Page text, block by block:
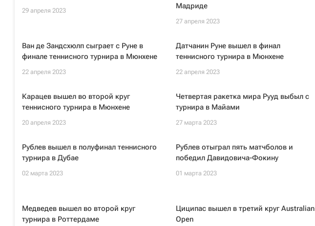
29 апреля 2023
Мадриде
27 апреля 2023
Ван де Зандсхюлп сыграет с Руне в
финале теннисного турнира в Мюнхене
22 апреля 2023
Датчанин Руне вышел в финал
теннисного турнира в Мюнхене
22 апреля 2023
Карацев вышел во второй круг
теннисного турнира в Мюнхене
20 апреля 2023
Четвертая ракетка мира Рууд выбыл с
турнира в Майами
27 марта 2023
Рублев вышел в полуфинал теннисного
турнира в Дубае
02 марта 2023
Рублев отыграл пять матчболов и
победил Давидовича-Фокину
01 марта 2023
Медведев вышел во второй круг
турнира в Роттердаме
Циципас вышел в третий круг Australian
Open